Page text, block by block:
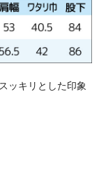
ッキリとした印象